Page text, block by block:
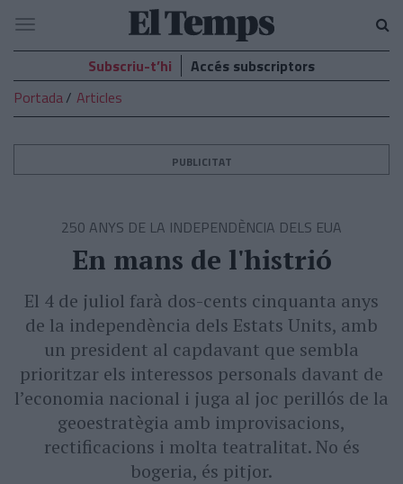
El
Temps
Navegació
Subscriu-t’hi
Accés subscriptors
Portada
Articles
PUBLICITAT
250 ANYS DE LA INDEPENDÈNCIA DELS EUA
En mans de l'histrió
El 4 de juliol farà dos-cents cinquanta anys
de la independència dels Estats Units, amb
un president al capdavant que sembla
prioritzar els interessos personals davant de
l’economia nacional i juga al joc perillós de la
geoestratègia amb improvisacions,
rectificacions i molta teatralitat. No és
bogeria, és pitjor.